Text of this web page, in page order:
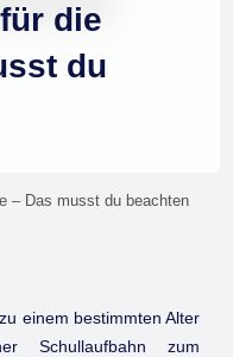
die
du
– Das musst du beachten
einem bestimmten Alter
Schullaufbahn zum